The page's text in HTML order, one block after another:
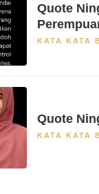
Quote
KATA KATA
Quote
KATA KATA